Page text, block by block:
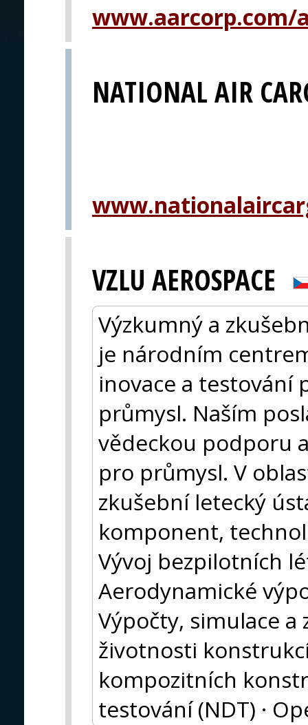
NATIONAL AIR
VZLU AEROSPACE
Výzkumný a
je národním
inovace a testování
průmysl. Naším
vědeckou podporu
pro průmysl. V
zkušební letecký
komponent,
Vývoj bezpilotních
Aerodynamické
Výpočty, simulace
životnosti
kompozitních
testování (NDT) ·